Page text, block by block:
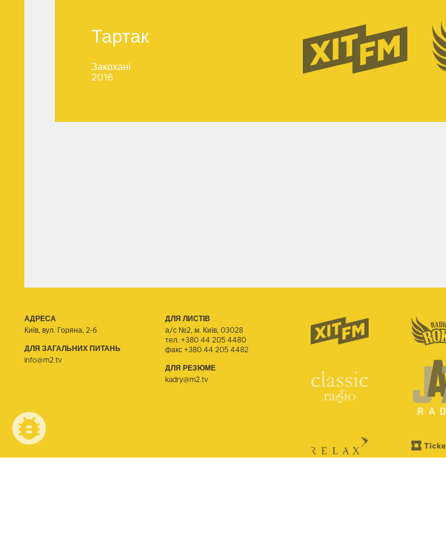
Тартак
Закохані
2016
АДРЕСА
Київ, вул. Горяна, 2-б
ДЛЯ ЗАГАЛЬНИХ ПИТАНЬ
info@m2.tv
ДЛЯ ЛИСТІВ
а/с №2, м. Київ, 03028
тел. +380 44 205 4480
факс +380 44 205 4482
ДЛЯ РЕЗЮМЕ
kadry@m2.tv